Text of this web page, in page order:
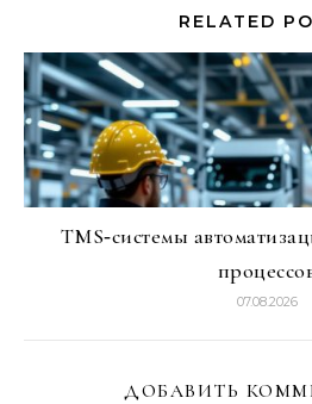
RELATED
TMS‑системы
07.08.2026
ДОБАВИТЬ